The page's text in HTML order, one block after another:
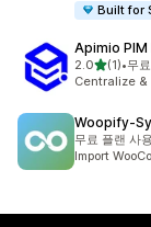
Built for
Apimio
2.0별 5개 중
(1)
총 리뷰 1개
•무
Centralize
무료 플랜 사
Import